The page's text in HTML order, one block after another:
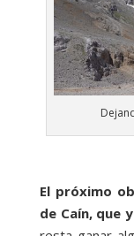
El próximo
de Caín, que